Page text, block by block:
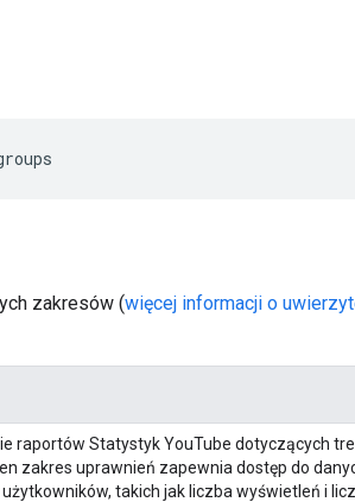
zakresów (więcej informacji o
raportów Statystyk YouTube dotyczących
zakres uprawnień zapewnia dostęp do
takich jak liczba wyświetleń i